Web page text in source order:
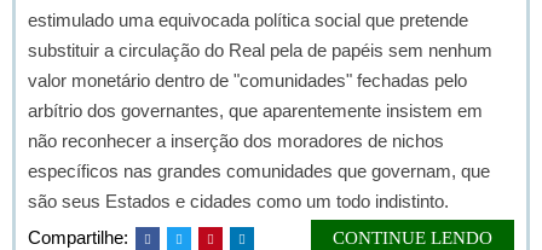
estimulado uma equivocada política social que pretende
substituir a circulação do Real pela de papéis sem nenhum
valor monetário dentro de "comunidades" fechadas pelo
arbítrio dos governantes, que aparentemente insistem em
não reconhecer a inserção dos moradores de nichos
específicos nas grandes comunidades que governam, que
são seus Estados e cidades como um todo indistinto.
Compartilhe:
CONTINUE LENDO